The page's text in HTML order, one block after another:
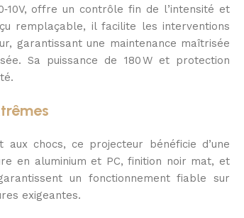
offre un contrôle fin de l’intensité et
remplaçable, il facilite les interventions
garantissant une maintenance maîtrisée
Sa puissance de 180 W et protection
chocs, ce projecteur bénéficie d’une
en aluminium et PC, finition noir mat, et
un fonctionnement fiable sur
exigeantes.